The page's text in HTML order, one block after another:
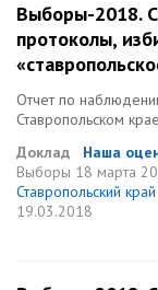
Выборы-2018.
протоколы,
Отчет по
Ставропольском крае
Доклад
Наша
Выборы 18 марта
Ставропольский край
19.03.2018